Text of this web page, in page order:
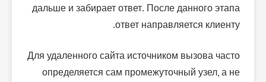
дальше и забирает ответ. После данного этапа
ответ направляется клиенту.
Для удаленного сайта источником вызова часто
определяется сам промежуточный узел, а не